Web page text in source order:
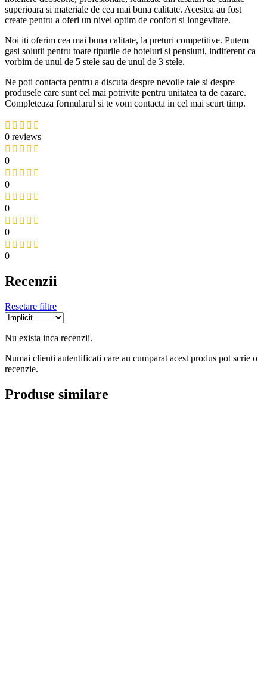
superioara si materiale de cea mai buna calitate. Acestea au fost
create pentru a oferi un nivel optim de confort si longevitate.
Noi iti oferim cea mai buna calitate, la preturi competitive. Putem
gasi solutii pentru toate tipurile de hoteluri si pensiuni, indiferent ca
vorbim de unul de 5 stele sau de unul de 3 stele.
Ne poti contacta pentru a discuta despre nevoile tale si despre
produsele care sunt cel mai potrivite pentru unitatea ta de cazare.
Completeaza formularul si te vom contacta in cel mai scurt timp.
0 reviews
0
0
0
0
0
Recenzii
Resetare filtre
Nu exista inca recenzii.
Numai clienti autentificati care au cumparat acest produs pot scrie o
recenzie.
Produse similare